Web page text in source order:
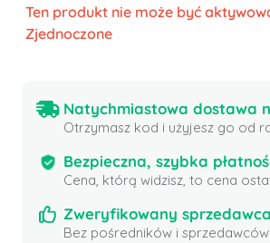
Ten produkt nie może być
Zjednoczone
Natychmiastowa dostawa
Otrzymasz kod i użyjesz go od
Bezpieczna, szybka
Cena, którą widzisz, to cena
Zweryfikowany
Bez pośredników i